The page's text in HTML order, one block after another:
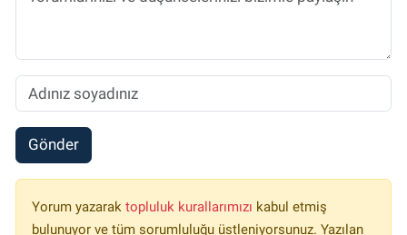
Gönder
Yorum yazarak topluluk kurallarımızı kabul etmiş
bulunuyor ve tüm sorumluluğu üstleniyorsunuz. Yazılan